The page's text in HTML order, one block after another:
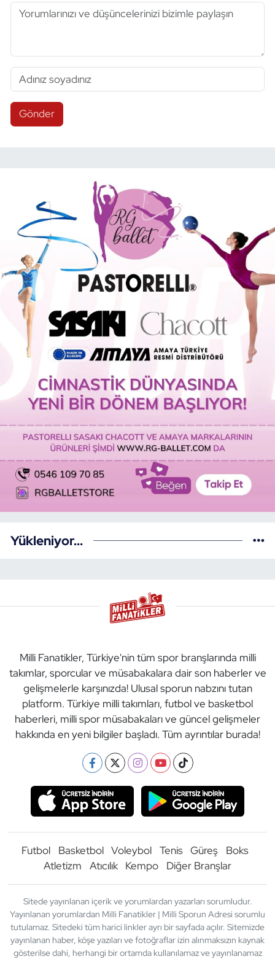
Gönder
Yükleniyor...
Milli Fanatikler, Türkiye'nin tüm spor branşlarında milli
takımlar, sporcular ve müsabakalara dair son haberler ve
gelişmelerle karşınızda! Ulusal sporun nabzını tutan
platform. Türkiye milli takımları, futbol ve basketbol
haberleri, milli spor müsabakaları ve güncel gelişmeler
hakkında en yeni bilgiler başladı. Tüm ayrıntılar burada!
Futbol Basketbol Voleybol Tenis Güreş
Boks
Atletizm
Atıcılık Kempo Diğer Branşlar
Sitede yayınlanan içerik ve yorumlardan yazarları sorumludur.
Yayınlanan yorumlardan Milli Fanatikler | Milli Sporun Adresi sorumlu
tutulamaz. Sitedeki tüm harici linkler ayrı bir sayfada açılır. Sitemizde
yayınlanan haber, köşe yazıları ve fotoğraflar izin alınmaksızın kaynak
gösterilse dahi, herhangi bir ortamda kullanılamaz ve yayınlanamaz